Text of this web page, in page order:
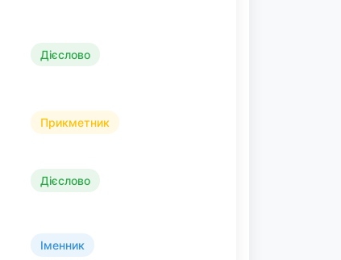
Дієслово
Прикметник
Дієслово
Іменник